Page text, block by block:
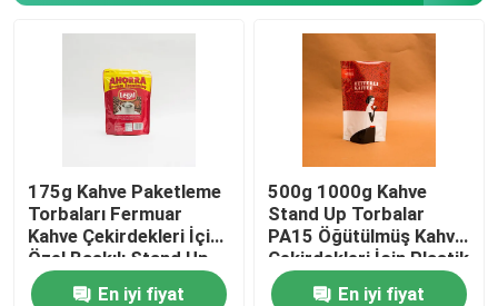
175g Kahve Paketleme
Torbaları Fermuar
Kahve Çekirdekleri İçin
Özel Baskılı Stand Up
Torbalar
En iyi fiyat
500g 1000g Kahve
Stand Up Torbalar
PA15 Öğütülmüş Kahve
Çekirdekleri İçin Plastik
Kahve Poşetleri
En iyi fiyat